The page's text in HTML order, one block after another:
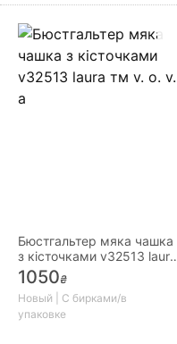
Бюстгальтер мяка чашка
з кісточками v32513 laura
тм v. o. v. a
1050₴
Новый | С бирками/в
упаковке